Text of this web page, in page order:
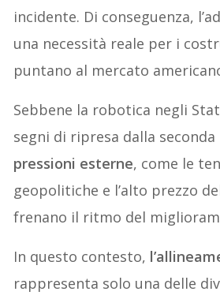
incidente. Di conseguenza,
una necessità reale per i
puntano al mercato
Sebbene la robotica negli
segni di ripresa dalla seconda
pressioni esterne, come le
geopolitiche e l’alto prezzo
frenano il ritmo del
In questo contesto,
rappresenta solo una delle